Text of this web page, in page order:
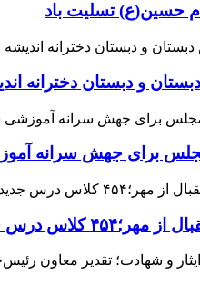
حسین(ع) تسلیت باد
و دبستان دخترانه
سرانه آموزشی شرق استان/
استان افزوده می‌شود